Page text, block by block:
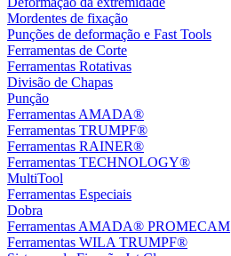
Mordentes de fixação
Punções de deformação e Fast Tools
Ferramentas de Corte
Ferramentas Rotativas
Divisão de Chapas
Punção
Ferramentas AMADA®
Ferramentas TRUMPF®
Ferramentas RAINER®
Ferramentas TECHNOLOGY®
MultiTool
Ferramentas Especiais
Dobra
Ferramentas AMADA® PROMECAM
Ferramentas WILA TRUMPF®